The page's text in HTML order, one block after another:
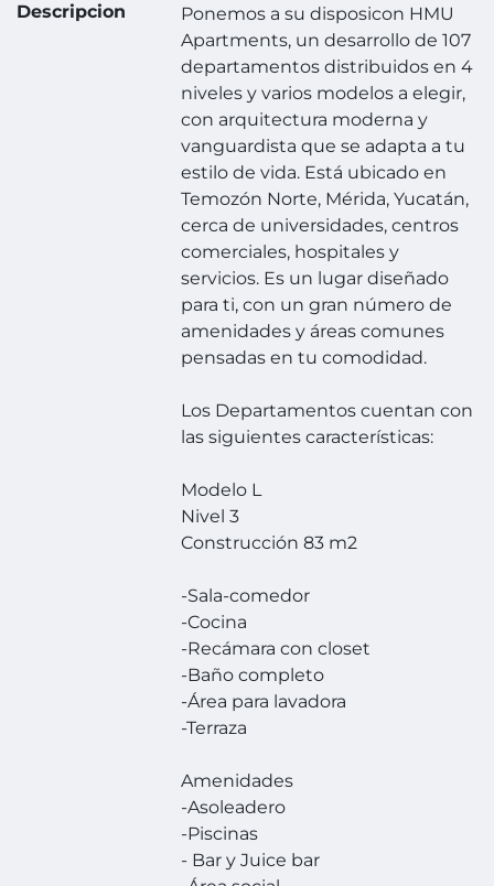
Descripcion
Ponemos a su disposicon HMU
Apartments, un desarrollo de 107
departamentos distribuidos en 4
niveles y varios modelos a elegir,
con arquitectura moderna y
vanguardista que se adapta a tu
estilo de vida. Está ubicado en
Temozón Norte, Mérida, Yucatán,
cerca de universidades, centros
comerciales, hospitales y
servicios. Es un lugar diseñado
para ti, con un gran número de
amenidades y áreas comunes
pensadas en tu comodidad.
Los Departamentos cuentan con
las siguientes características:
Modelo L
Nivel 3
Construcción 83 m2
-Sala-comedor
-Cocina
-Recámara con closet
-Baño completo
-Área para lavadora
-Terraza
Amenidades
-Asoleadero
-Piscinas
- Bar y Juice bar